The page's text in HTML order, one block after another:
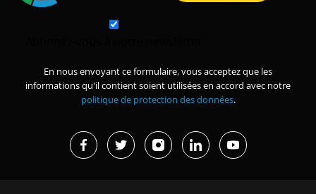
En nous envoyant ce formulaire, vous acceptez que les
informations qu'il contient soient utilisées en accord avec notre
politique de protection des données.